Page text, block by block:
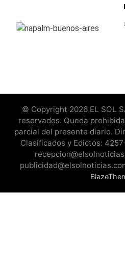
© Copyright 2026 EL SOL
reservados. Queda
parcial del presente diario.
Clasificados y Edictos: